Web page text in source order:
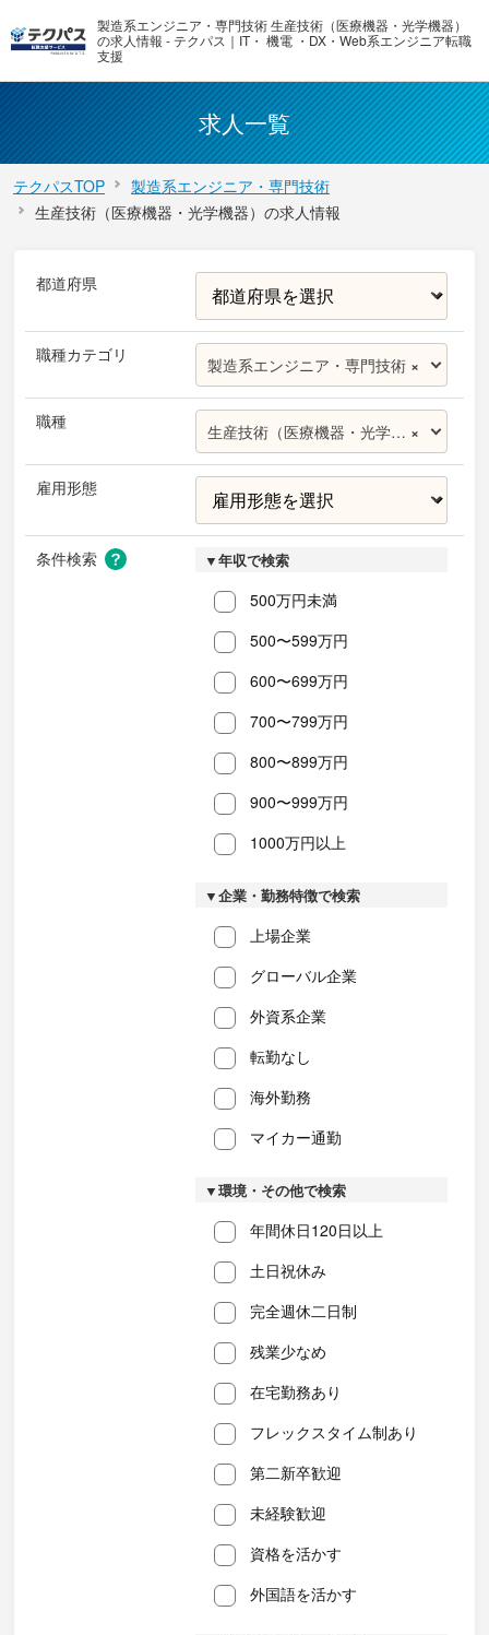
製造系エンジニア・専門技術 生産技術（医療機器・光学機器）
の求人情報 - テクパス｜IT・ 機電 ・DX・Web系エンジニア転職
支援
求人一覧
テクパスTOP
製造系エンジニア・専門技術
生産技術（医療機器・光学機器）の求人情報
都道府県
職種カテゴリ ×
製造系エンジニア・専門技術
職種 ×
生産技術（医療機器・光学機器）
雇用形態
条件検索 ▼年収で検索
500万円未満
500〜599万円
600〜699万円
700〜799万円
800〜899万円
900〜999万円
1000万円以上
▼企業・勤務特徴で検索
上場企業
グローバル企業
外資系企業
転勤なし
海外勤務
マイカー通勤
▼環境・その他で検索
年間休日120日以上
土日祝休み
完全週休二日制
残業少なめ
在宅勤務あり
フレックスタイム制あり
第二新卒歓迎
未経験歓迎
資格を活かす
外国語を活かす